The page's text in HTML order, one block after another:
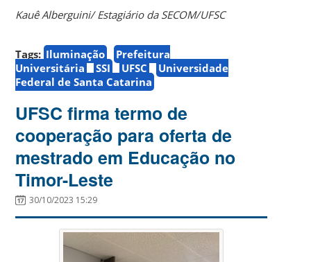
Kauê Alberguini/ Estagiário da SECOM/UFSC
Tags: Iluminação
Prefeitura
Universitária
SSI UFSC
Universidade
Federal de Santa Catarina
UFSC firma termo de
cooperação para oferta de
mestrado em Educação no
Timor-Leste
30/10/2023 15:29